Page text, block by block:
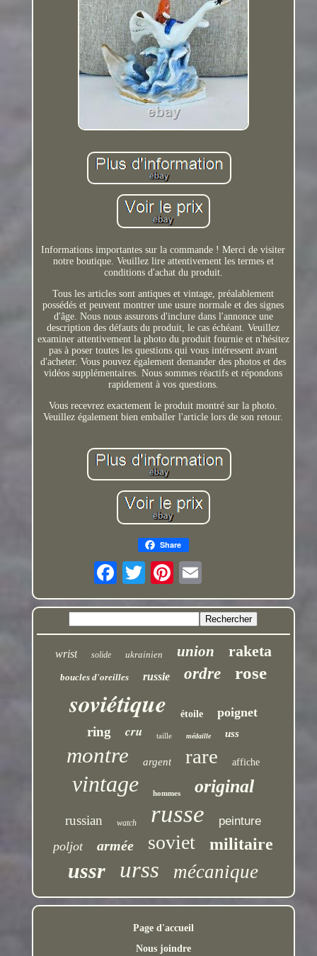
Informations importantes sur la commande ! Merci de visiter
notre boutique. Veuillez lire attentivement les termes et
conditions d'achat du produit.
Tous les articles sont antiques et vintage, préalablement
possédés et peuvent montrer une usure normale et des signes
d'âge. Nous nous assurons d'inclure dans l'annonce une
description des défauts du produit, le cas échéant. Veuillez
examiner attentivement la photo du produit fournie et n'hésitez
pas à poser toutes les questions qui vous intéressent avant
d'acheter. Vous pouvez également demander des photos et des
vidéos supplémentaires. Nous sommes réactifs et répondons
rapidement à vos questions.
Vous recevrez exactement le produit montré sur la photo.
Veuillez également bien emballer l'article lors de son retour.
Share
wrist solide ukrainien union raketa
boucles d'oreilles russie ordre rose
soviétique étoile poignet
ring cru taille médaille uss
montre argent rare affiche
vintage hommes original
russian watch russe peinture
poljot armée soviet militaire
ussr urss mécanique
Page d'accueil
Nous joindre